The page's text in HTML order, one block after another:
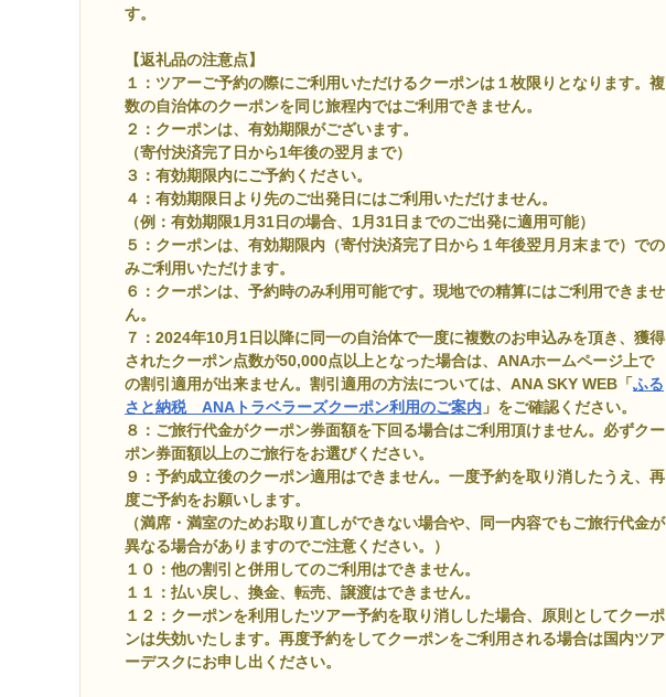
す。
【返礼品の注意点】
１：ツアーご予約の際にご利用いただけるクーポンは１枚限りとなります。複
数の自治体のクーポンを同じ旅程内ではご利用できません。
２：クーポンは、有効期限がございます。
（寄付決済完了日から1年後の翌月まで）
３：有効期限内にご予約ください。
４：有効期限日より先のご出発日にはご利用いただけません。
（例：有効期限1月31日の場合、1月31日までのご出発に適用可能）
５：クーポンは、有効期限内（寄付決済完了日から１年後翌月月末まで）での
みご利用いただけます。
６：クーポンは、予約時のみ利用可能です。現地での精算にはご利用できませ
ん。
７：2024年10月1日以降に同一の自治体で一度に複数のお申込みを頂き、獲得
されたクーポン点数が50,000点以上となった場合は、ANAホームページ上で
の割引適用が出来ません。割引適用の方法については、ANA SKY WEB「ふる
さと納税 ANAトラベラーズクーポン利用のご案内 」をご確認ください。
８：ご旅行代金がクーポン券面額を下回る場合はご利用頂けません。必ずクー
ポン券面額以上のご旅行をお選びください。
９：予約成立後のクーポン適用はできません。一度予約を取り消したうえ、再
度ご予約をお願いします。
（満席・満室のためお取り直しができない場合や、同一内容でもご旅行代金が
異なる場合がありますのでご注意ください。）
１０：他の割引と併用してのご利用はできません。
１１：払い戻し、換金、転売、譲渡はできません。
１２：クーポンを利用したツアー予約を取り消しした場合、原則としてクーポ
ンは失効いたします。再度予約をしてクーポンをご利用される場合は国内ツア
ーデスクにお申し出ください。